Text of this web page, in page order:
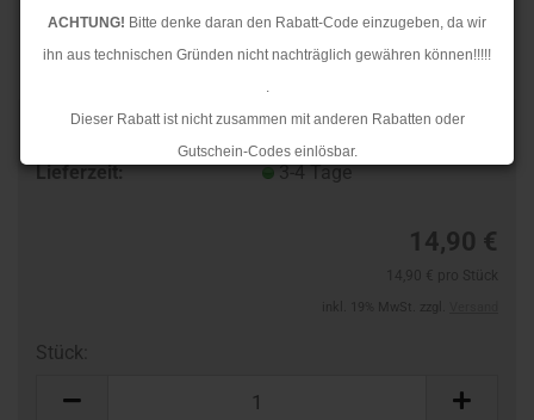
ACHTUNG! Bitte denke daran den Rabatt-Code einzugeben, da wir
ihn aus technischen Gründen nicht nachträglich gewähren können!!!!!
.
Dieser Rabatt ist nicht zusammen mit anderen Rabatten oder
Gutschein-Codes einlösbar.
.
Rückstaus kann es jedoch zu längeren Lieferzeiten kommen.
Lieferzeit:
3-4 Tage
14,90 €
Stück: